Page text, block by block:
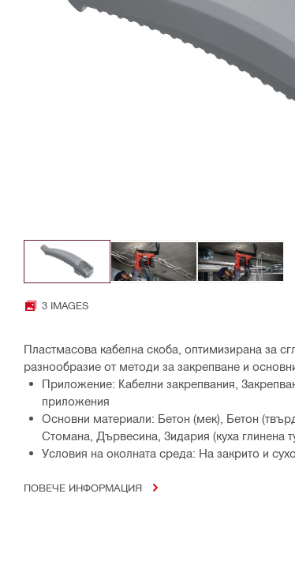
3 IMAGES
Пластмасова кабелна скоба, оптимизирана за
разнообразие от методи за закрепване и
Приложение: Кабелни закрепвания,
приложения
Основни материали: Бетон (мек), Бетон
Стомана, Дървесина, Зидария (куха глинена
Условия на околната среда: На закрито и сухо
ПОВЕЧЕ ИНФОРМАЦИЯ